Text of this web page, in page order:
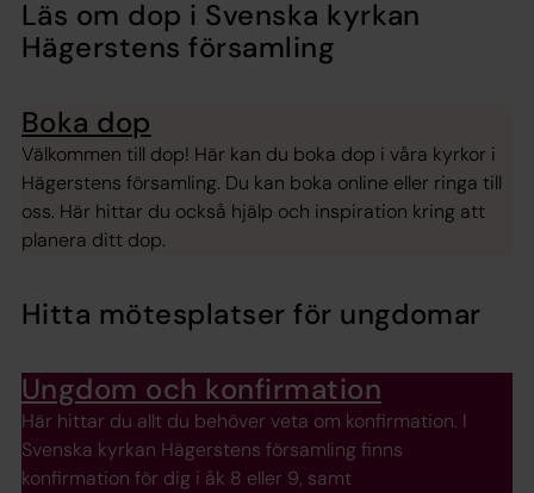
Läs om dop i Svenska kyrkan
Hägerstens församling
Boka dop
Välkommen till dop! Här kan du boka dop i våra kyrkor i
Hägerstens församling. Du kan boka online eller ringa till
oss. Här hittar du också hjälp och inspiration kring att
planera ditt dop.
Hitta mötesplatser för ungdomar
Ungdom och konfirmation
Här hittar du allt du behöver veta om konfirmation. I
Svenska kyrkan Hägerstens församling finns
konfirmation för dig i åk 8 eller 9, samt